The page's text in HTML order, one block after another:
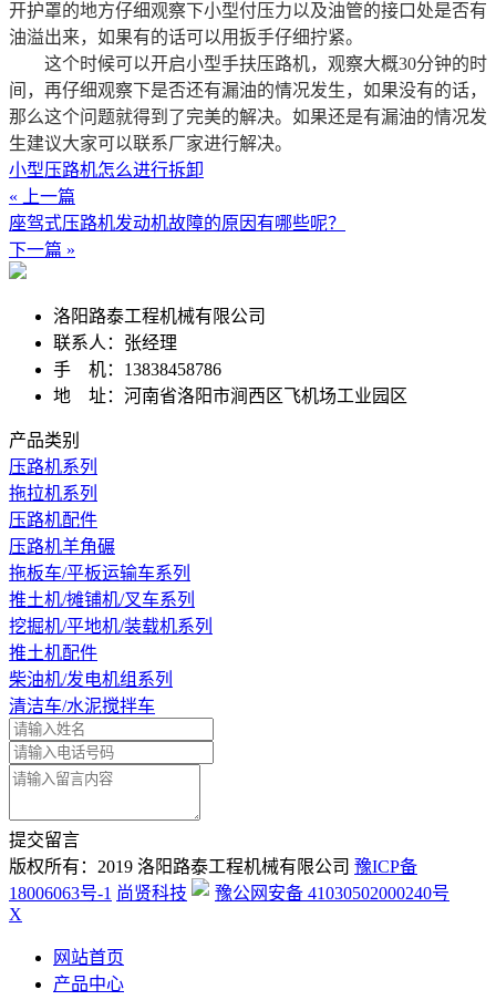
开护罩的地方仔细观察下小型付压力以及油管的接口处是否有
油溢出来，如果有的话可以用扳手仔细拧紧。
这个时候可以开启小型手扶压路机，观察大概30分钟的时
间，再仔细观察下是否还有漏油的情况发生，如果没有的话，
那么这个问题就得到了完美的解决。如果还是有漏油的情况发
生建议大家可以联系厂家进行解决。
小型压路机怎么进行拆卸
« 上一篇
座驾式压路机发动机故障的原因有哪些呢？
下一篇 »
洛阳路泰工程机械有限公司
联系人：张经理
手 机：13838458786
地 址：河南省洛阳市涧西区飞机场工业园区
产品类别
压路机系列
拖拉机系列
压路机配件
压路机羊角碾
拖板车/平板运输车系列
推土机/摊铺机/叉车系列
挖掘机/平地机/装载机系列
推土机配件
柴油机/发电机组系列
清洁车/水泥搅拌车
提交留言
版权所有：2019 洛阳路泰工程机械有限公司 豫ICP备
18006063号-1 尚贤科技
豫公网安备 41030502000240号
X
网站首页
产品中心